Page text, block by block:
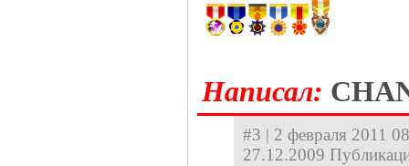
Hаписал:
#3 | 2 февраля 2011
27.12.2009